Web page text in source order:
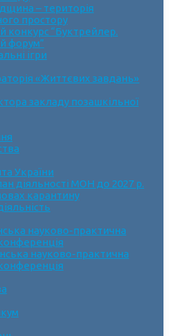
– територія
простору
конкурс “Буктрейлер.
форум”
ігри
«Життєвих завдань»
закладу позашкільної
України
діяльності МОН до 2027 р.
карантину
науково-практична
науково-практична